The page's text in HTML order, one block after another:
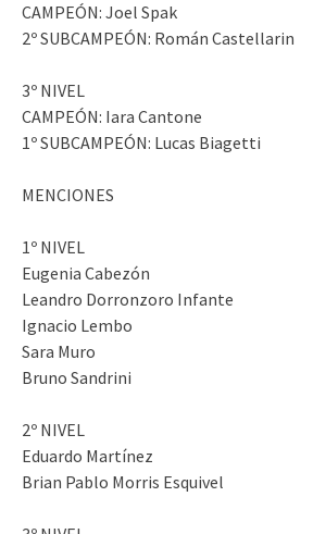
CAMPEÓN: Joel Spak
2º SUBCAMPEÓN: Román Castellarin
3º NIVEL
CAMPEÓN: Iara Cantone
1º SUBCAMPEÓN: Lucas Biagetti
MENCIONES
1º NIVEL
Eugenia Cabezón
Leandro Dorronzoro Infante
Ignacio Lembo
Sara Muro
Bruno Sandrini
2º NIVEL
Eduardo Martínez
Brian Pablo Morris Esquivel